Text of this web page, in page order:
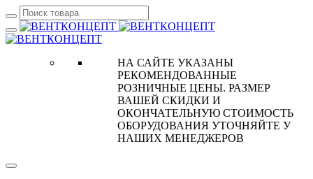
НА САЙТЕ УКАЗАНЫ
РЕКОМЕНДОВАННЫЕ
РОЗНИЧНЫЕ ЦЕНЫ. РАЗМЕР
ВАШЕЙ СКИДКИ И
ОКОНЧАТЕЛЬНУЮ СТОИМОСТЬ
ОБОРУДОВАНИЯ УТОЧНЯЙТЕ У
НАШИХ МЕНЕДЖЕРОВ